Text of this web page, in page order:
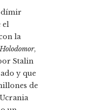
el
la
Holodomor,
Stalin
y que
de